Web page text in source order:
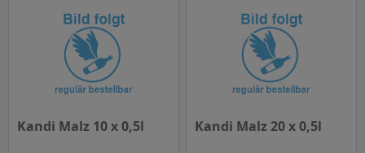
Kandi Malz 10 x 0,5l Kandi Malz 20 x 0,5l